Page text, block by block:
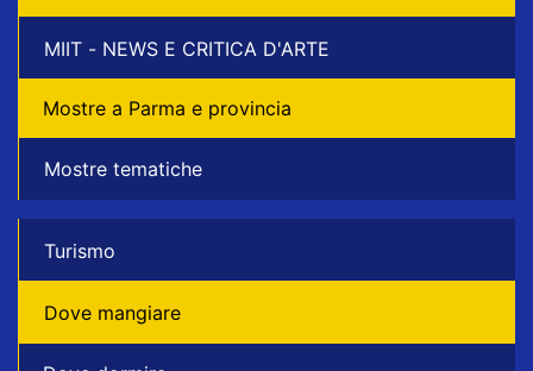
MIIT - NEWS E CRITICA D'ARTE
Mostre a Parma e provincia
Mostre tematiche
Turismo
Dove mangiare